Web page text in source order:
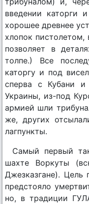
введении каторги
хорошее древнее
хлопок пистолетом,
позволяет в
толпе.) Все
каторгу и под
сперва с Кубани
Украины, из-под
армией шли
же, других
лагпункты.
Самый первый
шахте Воркуты
Джезказгане). Цель
предстояло
но, в традиции